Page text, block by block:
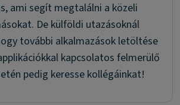
ami segít megtalálni a közeli
De külföldi utazásoknál
további alkalmazások letöltése
kapcsolatos felmerülő
pedig keresse kollégáinkat!